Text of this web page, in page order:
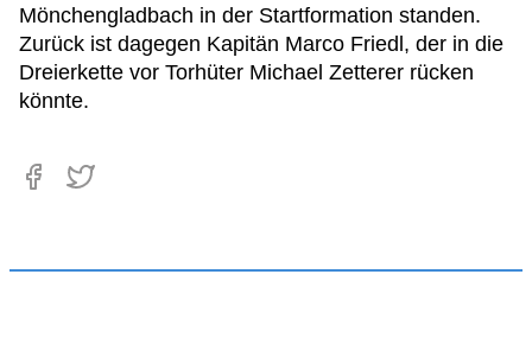
Mönchengladbach in der Startformation standen.
Zurück ist dagegen Kapitän Marco Friedl, der in die
Dreierkette vor Torhüter Michael Zetterer rücken
könnte.